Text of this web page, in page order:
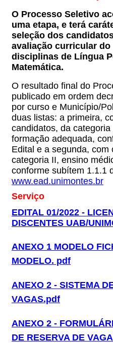
O Processo Seletivo
uma etapa, e terá
seleção dos
avaliação curricular
disciplinas de Língua
Matemática.
O resultado final do
publicado em ordem
por curso e Município/
duas listas: a primeira,
candidatos, da
formação adequada,
Edital e a segunda, com
categoria II, ensino
conforme subítem 1.1.1
www.ead.unimontes.br
Serviço
EDITAL 01/2022 -
DISCENTES UAB/
ANEXO 1 MODELO
MODELO. pdf
ANEXO 2 - SISTEMA
VAGAS.pdf
ANEXO 2 -
DE RESERVA DE